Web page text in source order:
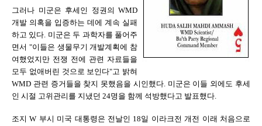
그러나 미군은 후세인 정권의 WMD
개발 의혹을 입증하는 데에 계속 실패
하고 있다. 미군은 두 과학자를 풀어주
면서 "이들은 생물무기 개발계획에 참
여했었지만 전쟁 전에 관련 자료들을
모두 없애버린 것으로 보인다"고 밝혀
WMD 관련 증거들을 찾지 못했음을 시인했다. 미군은 이들 외에도 후세
인 시절 고위관리를 지냈던 24명을 함께 석방했다고 발표했다.
조지 W 부시 미국 대통령은 전날인 18일 이라크전 개전 이래 처음으로